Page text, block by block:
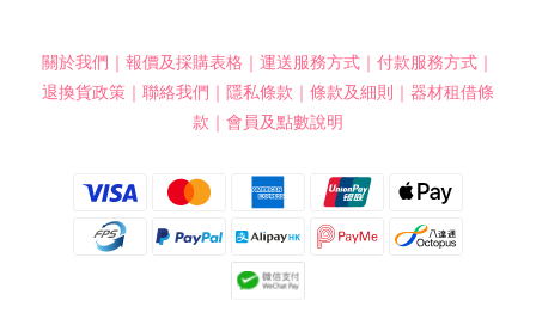
關於我們 ｜ 報價及採購表格 ｜ 運送服務方式 ｜ 付款服務方式 ｜
退換貨政策 ｜ 聯絡我們 ｜ 隱私條款 ｜ 條款及細則 ｜ 器材租借條
款 ｜ 會員及點數說明